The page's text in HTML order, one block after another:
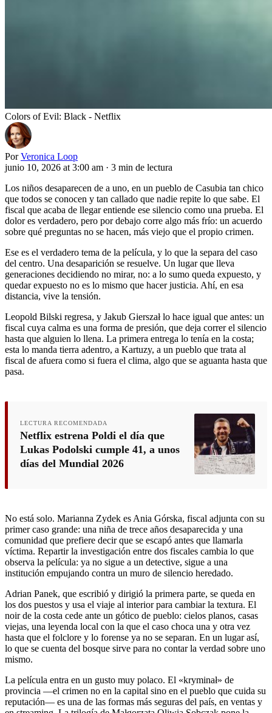
Colors of Evil: Black - Netflix
Por Veronica Loop
junio 10, 2026 at 3:00 am · 3 min de lectura
Los niños desaparecen de a uno, en un pueblo de Casubia tan chico
que todos se conocen y tan callado que nadie repite lo que sabe. El
fiscal que acaba de llegar entiende ese silencio como una prueba. El
dolor es verdadero, pero por debajo corre algo más frío: un acuerdo
sobre qué preguntas no se hacen, más viejo que el propio crimen.
Ese es el verdadero tema de la película, y lo que la separa del caso
del centro. Una desaparición se resuelve. Un lugar que lleva
generaciones decidiendo no mirar, no: a lo sumo queda expuesto, y
quedar expuesto no es lo mismo que hacer justicia. Ahí, en esa
distancia, vive la tensión.
Leopold Bilski regresa, y Jakub Gierszał lo hace igual que antes: un
fiscal cuya calma es una forma de presión, que deja correr el silencio
hasta que alguien lo llena. La primera entrega lo tenía en la costa;
esta lo manda tierra adentro, a Kartuzy, a un pueblo que trata al
fiscal de afuera como si fuera el clima, algo que se aguanta hasta que
pasa.
LECTURA RECOMENDADA
Netflix estrena Poldi el día que
Lukas Podolski cumple 41, a unos
días del Mundial 2026
No está solo. Marianna Zydek es Ania Górska, fiscal adjunta con su
primer caso grande: una niña de trece años desaparecida y una
comunidad que prefiere decir que se escapó antes que llamarla
víctima. Repartir la investigación entre dos fiscales cambia lo que
observa la película: ya no sigue a un detective, sigue a una
institución empujando contra un muro de silencio heredado.
Adrian Panek, que escribió y dirigió la primera parte, se queda en
los dos puestos y usa el viaje al interior para cambiar la textura. El
noir de la costa cede ante un gótico de pueblo: cielos planos, casas
viejas, una leyenda local con la que el caso choca una y otra vez
hasta que el folclore y lo forense ya no se separan. En un lugar así,
lo que se cuenta del bosque sirve para no contar la verdad sobre uno
mismo.
La película entra en un gusto muy polaco. El «kryminał» de
provincia —el crimen no en la capital sino en el pueblo que cuida su
reputación— es una de las formas más seguras del país, en ventas y